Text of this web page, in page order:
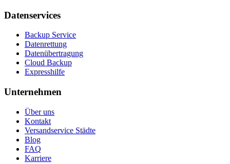
Datenservices
Backup Service
Datenrettung
Datenübertragung
Cloud Backup
Expresshilfe
Unternehmen
Über uns
Kontakt
Versandservice Städte
Blog
FAQ
Karriere